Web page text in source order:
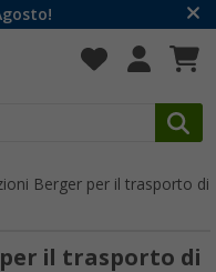
Berger per il trasporto di
il trasporto di